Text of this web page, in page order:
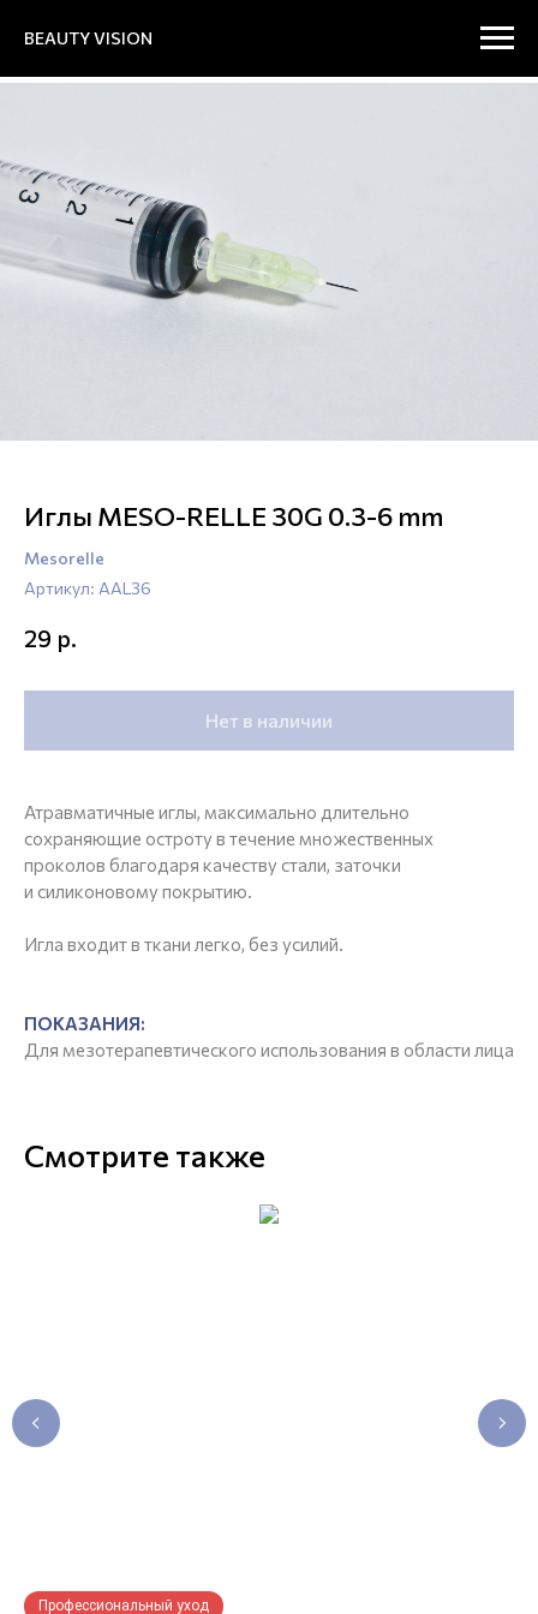
BEAUTY VISION
Иглы MESO-RELLE 30G 0.3-6 mm
Mesorelle
Артикул: AAL36
29 р.
Нет в наличии
Атравматичные иглы, максимально длительно
сохраняющие остроту в течение множественных
проколов благодаря качеству стали, заточки
и силиконовому покрытию.
Игла входит в ткани легко, без усилий.
ПОКАЗАНИЯ:
Для мезотерапевтического использования в области лица
Смотрите также
Профессиональный уход